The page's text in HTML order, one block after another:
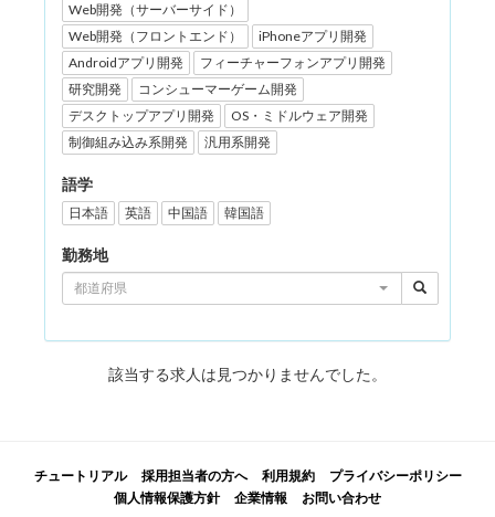
Web開発（サーバーサイド）
Web開発（フロントエンド）
iPhoneアプリ開発
Androidアプリ開発
フィーチャーフォンアプリ開発
研究開発
コンシューマーゲーム開発
デスクトップアプリ開発
OS・ミドルウェア開発
制御組み込み系開発
汎用系開発
語学
日本語 英語 中国語 韓国語
勤務地
都道府県
該当する求人は見つかりませんでした。
チュートリアル 採用担当者の方へ 利用規約
プライバシーポリシー
個人情報保護方針
企業情報 お問い合わせ